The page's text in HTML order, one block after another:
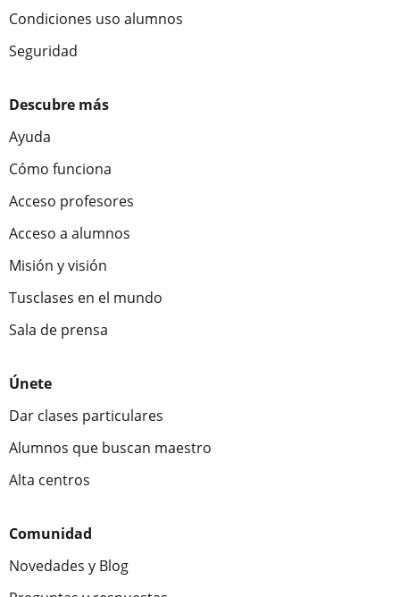
Condiciones uso alumnos
Seguridad
Descubre más
Ayuda
Cómo funciona
Acceso profesores
Acceso a alumnos
Misión y visión
Tusclases en el mundo
Sala de prensa
Únete
Dar clases particulares
Alumnos que buscan maestro
Alta centros
Comunidad
Novedades y Blog